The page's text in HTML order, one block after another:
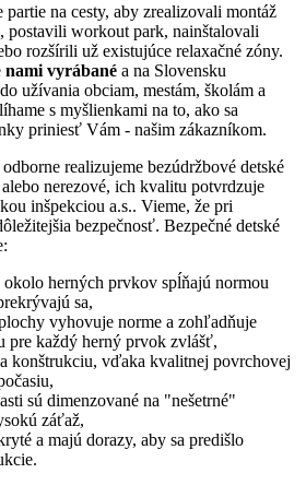
partie na cesty, aby zrealizovali montáž
postavili workout park, nainštalovali
rozšírili už existujúce relaxačné zóny.
nami vyrábané a na Slovensku
do užívania obciam, mestám, školám a
s myšlienkami na to, ako sa
priniesť Vám - našim zákazníkom.
realizujeme bezúdržbové detské
nerezové, ich kvalitu potvrdzuje
inšpekciou a.s.. Vieme, že pri
bezpečnosť. Bezpečné detské
okolo herných prvkov spĺňajú normou
sa,
vyhovuje norme a zohľadňuje
pre každý herný prvok zvlášť,
konštrukciu, vďaka kvalitnej povrchovej
sú dimenzované na "nešetrné"
záťaž,
a majú dorazy, aby sa predišlo